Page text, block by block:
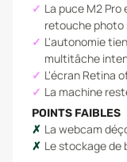
La puce M2
retouche photo
L'autonomie
multitâche
L'écran Retina
La machine
POINTS FAIBLES
La webcam
Le stockage de